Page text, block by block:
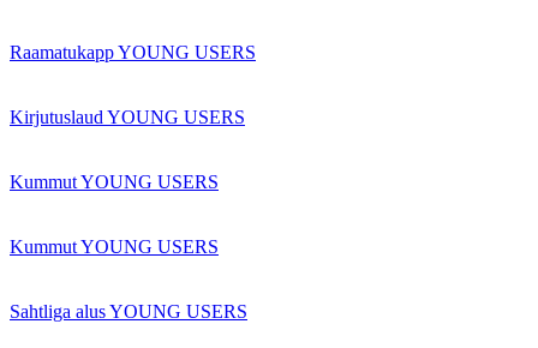
Raamatukapp YOUNG USERS
Kirjutuslaud YOUNG USERS
Kummut YOUNG USERS
Kummut YOUNG USERS
Sahtliga alus YOUNG USERS